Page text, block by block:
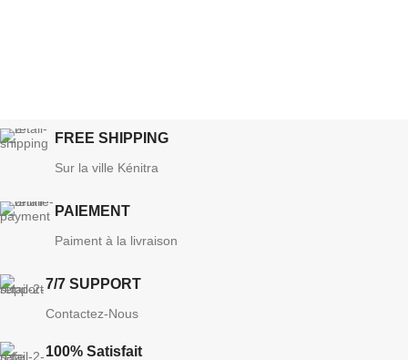
FREE SHIPPING
Sur la ville Kénitra
PAIEMENT
Paiment à la livraison
7/7 SUPPORT
Contactez-Nous
100% Satisfait